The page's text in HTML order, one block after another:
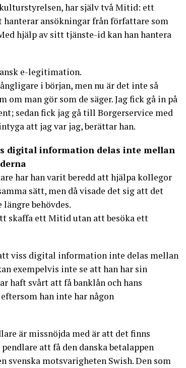
har själv två Mitid: ett
ansökningar från författare som
hjälp av sitt tjänste-id kan han hantera
e-legitimation.
i början, men nu är det inte så
man gör som de säger. Jag fick gå in på
sedan fick jag gå till Borgerservice med
att jag var jag, berättar han.
digital information delas inte mellan
har han varit beredd att hjälpa kollegor
sätt, men då visade det sig att det
längre behövdes.
skaffa ett Mitid utan att besöka ett
viss digital information inte delas mellan
exempelvis inte se att han har sin
svårt att få banklån och hans
han inte har någon
är missnöjda med är att det finns
att få den danska betalappen
svenska motsvarigheten Swish. Den som